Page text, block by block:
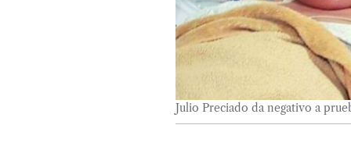
Julio Preciado da negativo a